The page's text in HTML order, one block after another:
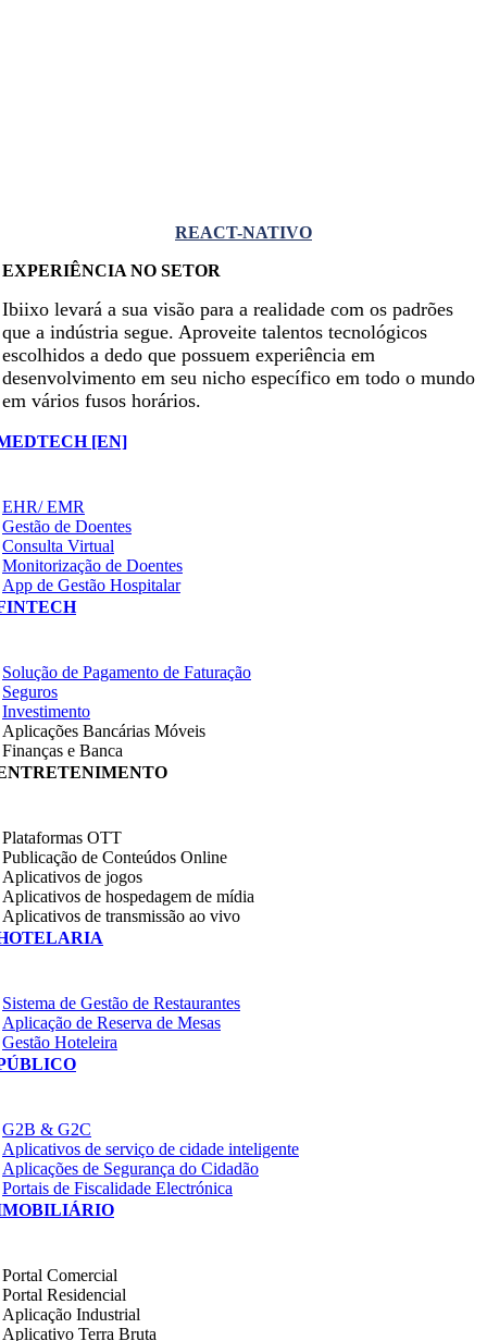
REACT-NATIVO
EXPERIÊNCIA NO SETOR
Ibiixo levará a sua visão para a realidade com os padrões
que a indústria segue. Aproveite talentos tecnológicos
escolhidos a dedo que possuem experiência em
desenvolvimento em seu nicho específico em todo o mundo
em vários fusos horários.
[EN]
EHR/ EMR
Gestão de Doentes
Consulta Virtual
Monitorização de Doentes
App de Gestão Hospitalar
Solução de Pagamento de Faturação
Seguros
Investimento
Aplicações Bancárias Móveis
Finanças e Banca
Plataformas OTT
Publicação de Conteúdos Online
Aplicativos de jogos
Aplicativos de hospedagem de mídia
Aplicativos de transmissão ao vivo
Sistema de Gestão de Restaurantes
Aplicação de Reserva de Mesas
Gestão Hoteleira
G2B & G2C
Aplicativos de serviço de cidade inteligente
Aplicações de Segurança do Cidadão
Portais de Fiscalidade Electrónica
Portal Comercial
Portal Residencial
Aplicação Industrial
Aplicativo Terra Bruta